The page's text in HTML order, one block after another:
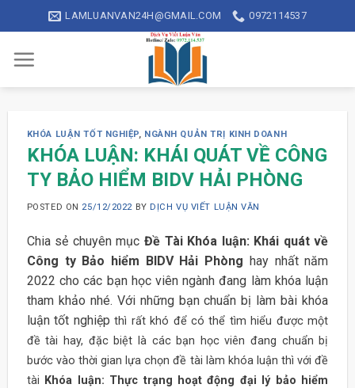
to
content
LAMLUANVAN24H@GMAIL.COM 0972114537
KHÓA LUẬN TỐT NGHIỆP, NGÀNH QUẢN TRỊ KINH DOANH
KHÓA LUẬN: KHÁI QUÁT VỀ CÔNG
TY BẢO HIỂM BIDV HẢI PHÒNG
POSTED ON 25/12/2022 BY DỊCH VỤ VIẾT LUẬN VĂN
Chia sẻ chuyên mục Đề Tài Khóa luận: Khái quát về
Công ty Bảo hiểm BIDV Hải Phòng hay nhất năm
2022 cho các bạn học viên ngành đang làm khóa luận
tham khảo nhé. Với những bạn chuẩn bị làm bài khóa
luận tốt nghiệp thì rất khó để có thể tìm hiểu được một
đề tài hay, đặc biệt là các bạn học viên đang chuẩn bị
bước vào thời gian lựa chọn đề tài làm khóa luận thì với đề
tài Khóa luận: Thực trạng hoạt động đại lý bảo hiểm